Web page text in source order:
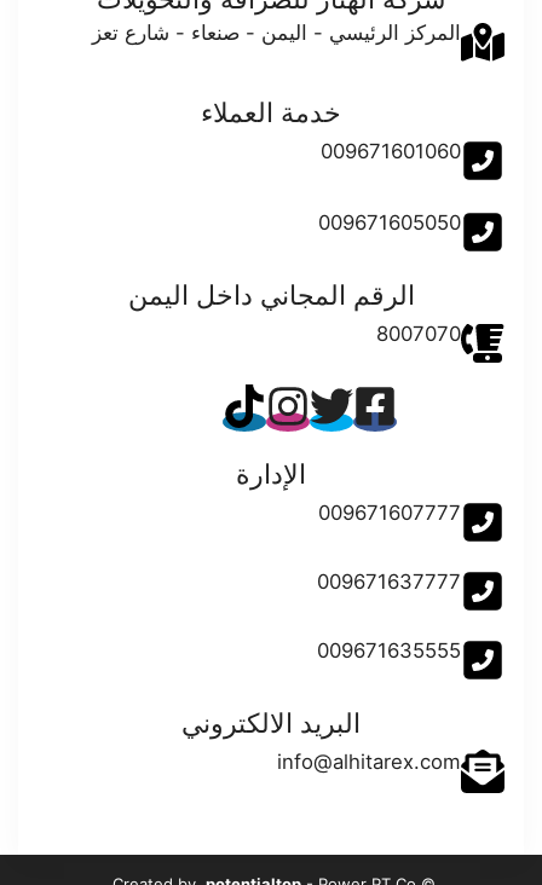
المركز الرئيسي - اليمن - صنعاء - شارع تعز
خدمة العملاء
009671601060
009671605050
الرقم المجاني داخل اليمن
8007070
الإدارة
009671607777
009671637777
009671635555
البريد الالكتروني
info@alhitarex.com